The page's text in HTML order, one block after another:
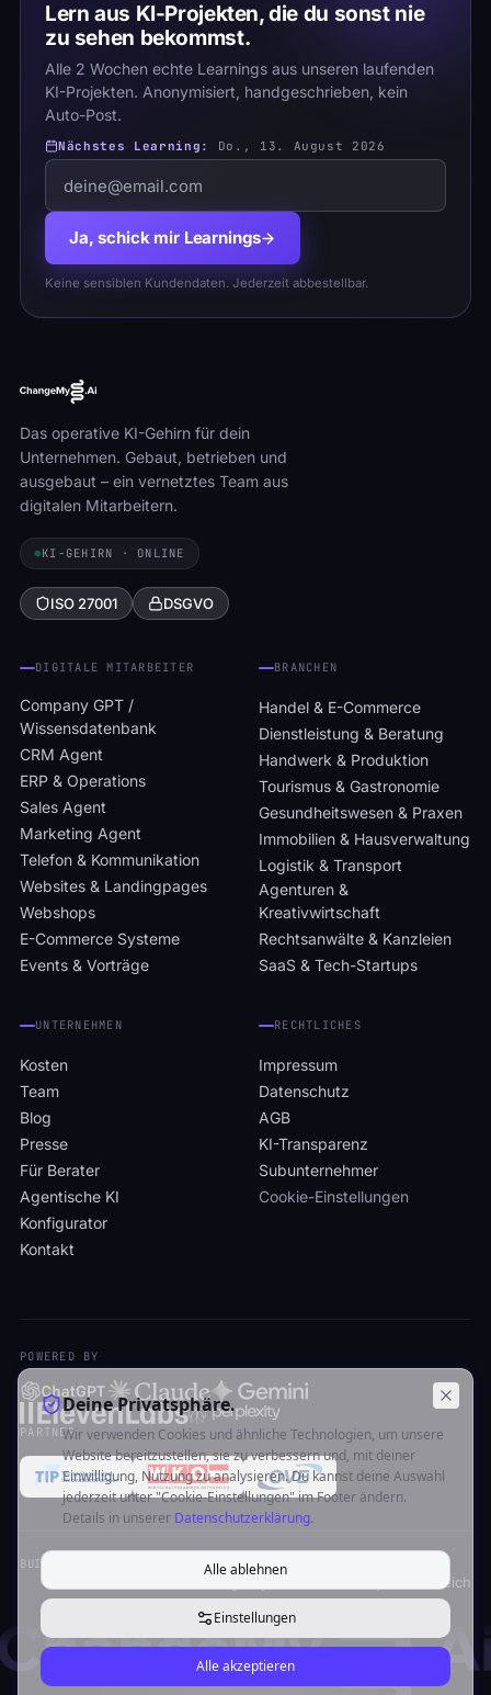
Lern aus KI-Projekten, die du sonst nie
zu sehen bekommst.
Alle 2 Wochen echte Learnings aus unseren laufenden
KI-Projekten. Anonymisiert, handgeschrieben, kein
Auto-Post.
Nächstes Learning: Do., 13. August 2026
Ja, schick mir Learnings
Keine sensiblen Kundendaten. Jederzeit abbestellbar.
Das operative KI-Gehirn für dein
Unternehmen. Gebaut, betrieben und
ausgebaut – ein vernetztes Team aus
digitalen Mitarbeitern.
KI-GEHIRN · ONLINE
ISO 27001 DSGVO
DIGITALE MITARBEITER
Company GPT /
Wissensdatenbank
CRM Agent
ERP & Operations
Sales Agent
Marketing Agent
Telefon & Kommunikation
Websites & Landingpages
Webshops
E-Commerce Systeme
Events & Vorträge
BRANCHEN
Handel & E-Commerce
Dienstleistung & Beratung
Handwerk & Produktion
Tourismus & Gastronomie
Gesundheitswesen & Praxen
Immobilien & Hausverwaltung
Logistik & Transport
Agenturen &
Kreativwirtschaft
Rechtsanwälte & Kanzleien
SaaS & Tech-Startups
UNTERNEHMEN
Kosten
Team
Blog
Presse
Für Berater
Agentische KI
Konfigurator
Kontakt
RECHTLICHES
Impressum
Datenschutz
AGB
KI-Transparenz
Subunternehmer
Cookie-Einstellungen
POWERED BY
PARTNER
BUILT & OPERATED IN AUSTRIA · FÜR DACH UND EUROPA
© 2026 ChangeMy.AI FlexCo · Thaya, Österreich
Deine Privatsphäre.
Wir verwenden Cookies und ähnliche Technologien, um unsere
Website bereitzustellen, sie zu verbessern und, mit deiner
Einwilligung, Nutzung zu analysieren. Du kannst deine Auswahl
jederzeit unter "Cookie-Einstellungen" im Footer ändern.
Details in unserer Datenschutzerklärung.
Alle ablehnen
Einstellungen
Alle akzeptieren